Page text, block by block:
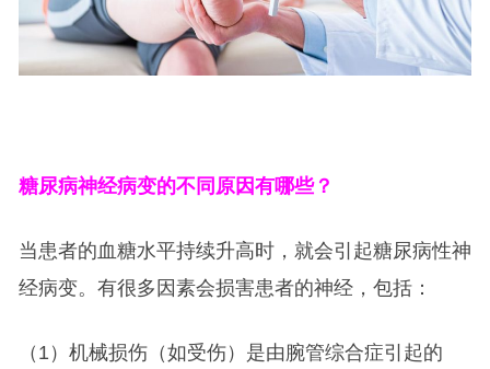
糖尿病神经病变的不同原因有哪些？
当患者的血糖水平持续升高时，就会引起糖尿病性神
经病变。有很多因素会损害患者的神经，包括：
（1）机械损伤（如受伤）是由腕管综合症引起的